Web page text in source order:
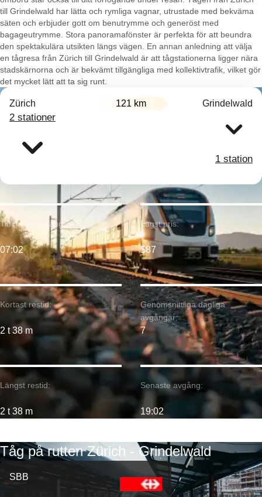
till Grindelwald har lätta och rymliga vagnar, utrustade med bekväma
säten och erbjuder gott om benutrymme och generöst med
bagageutrymme. Stora panoramafönster är perfekta för att beundra
den spektakulära utsikten längs vägen. En annan anledning att välja
en tågresa från Zürich till Grindelwald är att tågstationerna ligger nära
stadskärnorna och är bekvämt tillgängliga med kollektivtrafik, vilket gör
det mycket lätt att ta sig runt.
Zürich 121 km Grindelwald
2 stationer
1 station
Kortast restid:
2 t 38 m
Tidigaste avgång:
07:02
Längst restid:
2 t 38 m
Lägst pris:
$87
Genomsnittliga dagliga
avgångar:
7
Senaste avgång:
19:02
Tåg på rutten Zürich - Grindelwald
SBB